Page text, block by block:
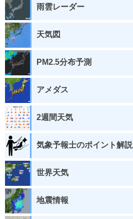
雨雲レーダー
天気図
PM2.5分布予測
アメダス
2週間天気
気象予報士のポイント解説
世界天気
地震情報